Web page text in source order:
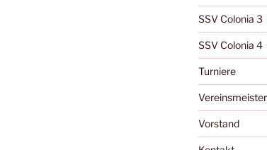
SSV Colonia 3
SSV Colonia 4
Turniere
Vereinsmeister
Vorstand